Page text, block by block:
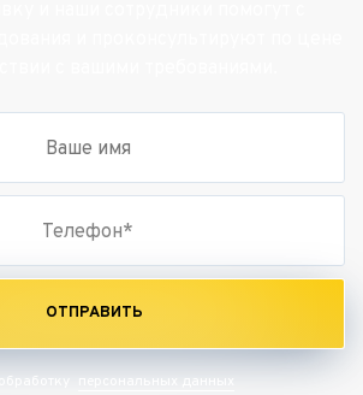
ОТПРАВИТЬ
персональных данных